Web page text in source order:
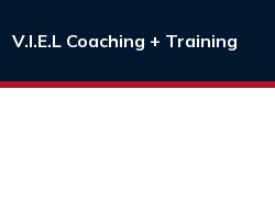
V.I.E.L Coaching + Training